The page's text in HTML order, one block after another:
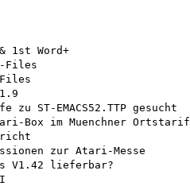
1st Word+
Files
Files
zu ST-EMACS52.TTP gesucht
Box im Muenchner Ortstarif
zur Atari-Messe
V1.42 lieferbar?